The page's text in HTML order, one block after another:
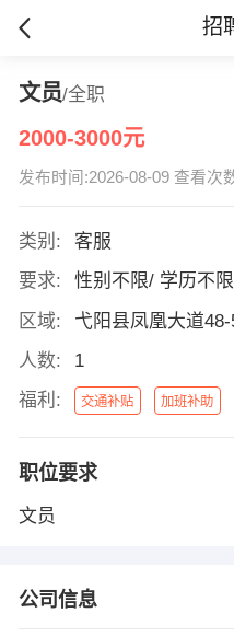
招
文员/全职
2000-3000元
发布时间:2026-08-09 查看次
类别:
客服
要求:
性别不限/ 学历不
区域:
弋阳县凤凰大道48-
人数:
1
福利:
交通补贴 加班补助
职位要求
文员
公司信息